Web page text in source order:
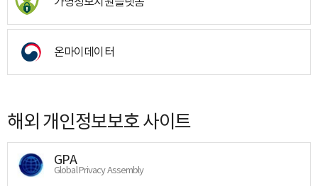
온마이데이터
해외 개인정보보호 사이트
GPA
Global Privacy Assembly